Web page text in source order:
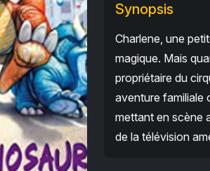
Synopsis
Charlene, une
magique. Mais
propriétaire du
aventure familiale
mettant en scène
de la télévision